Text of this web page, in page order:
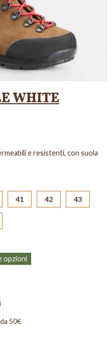
WHITE
e resistenti, con suola
41 42 43
opzioni
50€